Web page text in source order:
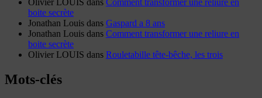
Olivier LOUIS dans Comment transformer une reliure en
boite secrète
Jonathan Louis dans Gaspard a 8 ans
Jonathan Louis dans Comment transformer une reliure en
boite secrète
Olivier LOUIS dans Rouletabille tête-bêche, les trois
Mots-clés